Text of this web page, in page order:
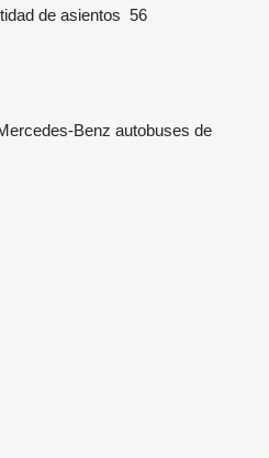
de asientos 56
Benz autobuses de